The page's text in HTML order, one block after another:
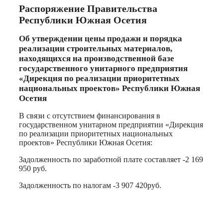
Распоряжение Правительства
Республики Южная Осетия
Об утверждении цены продажи и порядка
реализации строительных материалов,
находящихся на производственной базе
государственного унитарного предприятия
«Дирекция по реализации приоритетных
национальных проектов» Республики Южная
Осетия
В связи с отсутствием финансирования в
государственном унитарном предприятии «Дирекция
по реализации приоритетных национальных
проектов» Республики Южная Осетия:
Задолженность по заработной плате составляет -2 169
950 руб.
Задолженность по налогам -3 907 420руб.